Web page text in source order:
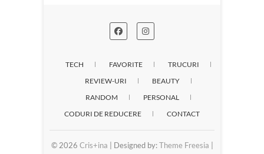
TECH FAVORITE
TRUCURI
REVIEW-URI
BEAUTY
RANDOM
PERSONAL
CODURI DE REDUCERE
CONTACT
© 2026 Cris+ina | Designed by:Theme Freesia